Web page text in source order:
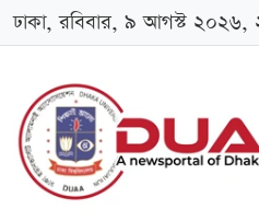
ঢাকা, রবিবার, ৯ আগস্ট ২০২৬,